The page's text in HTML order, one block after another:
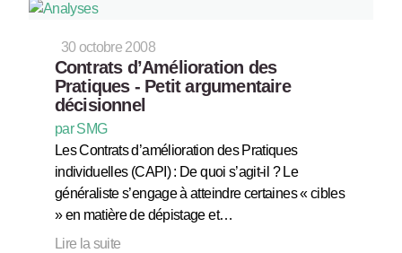
30 octobre 2008
Contrats d’Amélioration des
Pratiques - Petit argumentaire
décisionnel
par SMG
Les Contrats d’amélioration des Pratiques
individuelles (CAPI) : De quoi s’agit-il ? Le
généraliste s’engage à atteindre certaines « cibles
» en matière de dépistage et…
Lire la suite